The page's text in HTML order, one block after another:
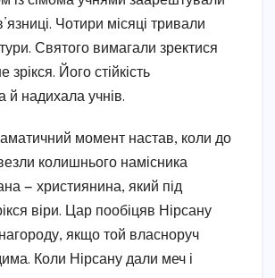
Чотири місяці тривали
Святого вимагали зректися
зрікся. Його стійкість
й надихала учнів.
момент настав, коли до
колишнього намісника
— християнина, який під
віри. Цар пообіцяв Нірсану
якщо той власноруч
Коли Нірсану дали меч і